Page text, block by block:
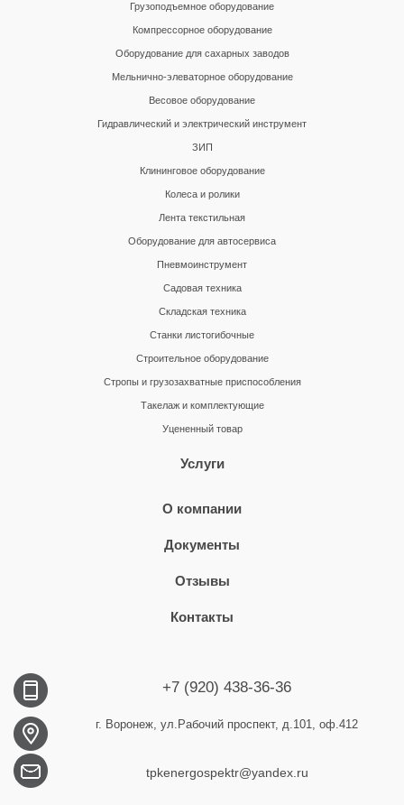
Грузоподъемное оборудование
Компрессорное оборудование
Оборудование для сахарных заводов
Мельнично-элеваторное оборудование
Весовое оборудование
Гидравлический и электрический инструмент
ЗИП
Клининговое оборудование
Колеса и ролики
Лента текстильная
Оборудование для автосервиса
Пневмоинструмент
Садовая техника
Складская техника
Станки листогибочные
Строительное оборудование
Стропы и грузозахватные приспособления
Такелаж и комплектующие
Уцененный товар
Услуги
О компании
Документы
Отзывы
Контакты
+7 (920) 438-36-36
г. Воронеж, ул.Рабочий проспект, д.101, оф.412
tpkenergospektr@yandex.ru